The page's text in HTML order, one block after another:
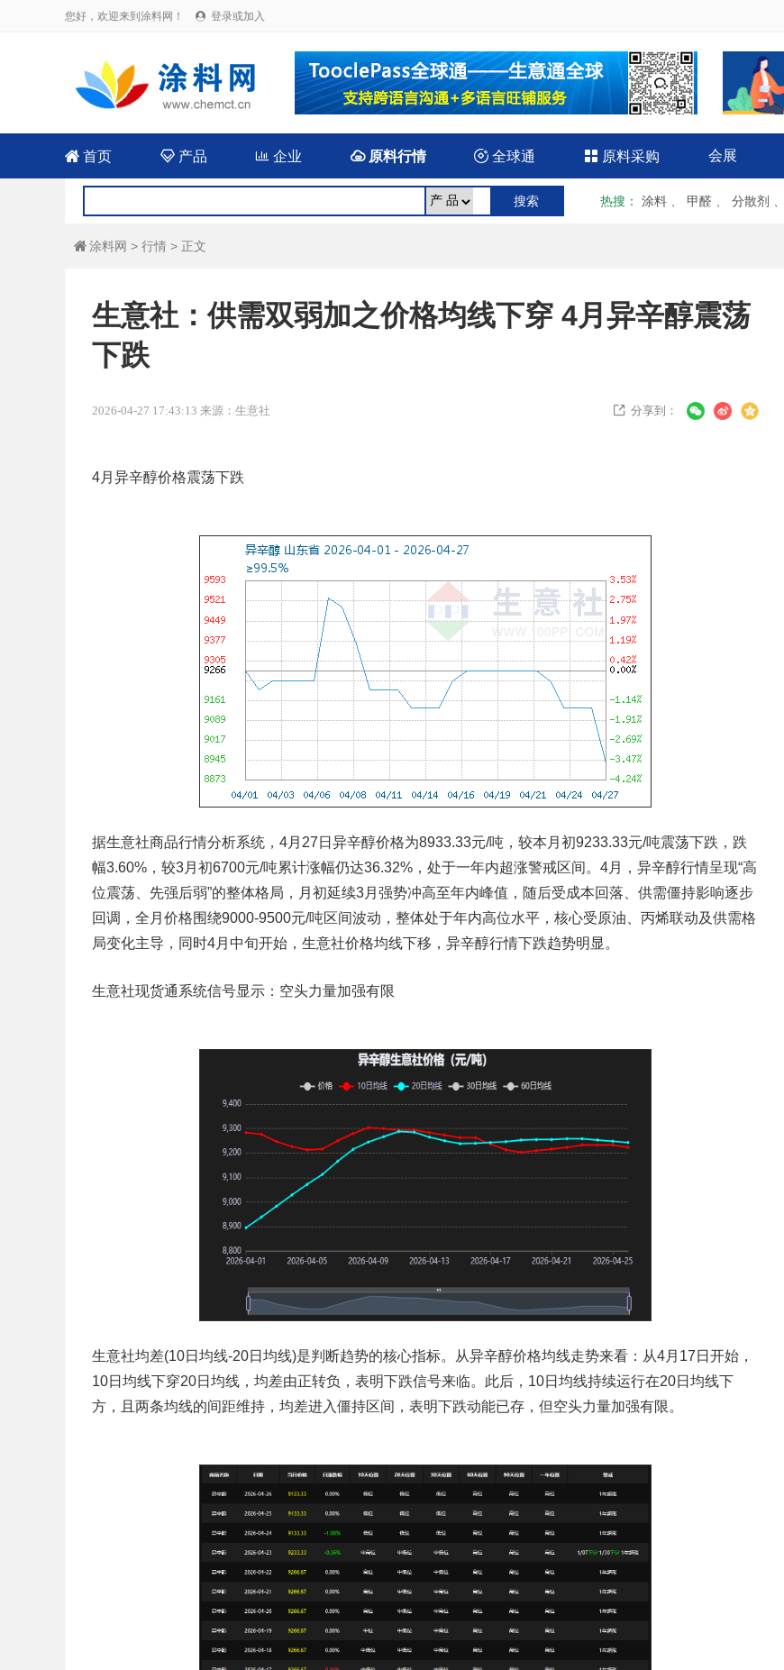
您好，欢迎来到涂料网！  登录或加入
 首页 产品  企业 原料行情  全球通  原料采购 会展
热搜 ： 涂料 甲醛 分散剂
 涂料网 > 行情 > 正文
生意社：供需双弱加之价格均线下穿 4月异辛醇震荡
下跌
2026-04-27 17:43:13 来源：生意社  分享到：
4月异辛醇价格震荡下跌
据生意社商品行情分析系统，4月27日异辛醇价格为8933.33元/吨，较本月初9233.33元/吨震荡下跌，跌
幅3.60%，较3月初6700元/吨累计涨幅仍达36.32%，处于一年内超涨警戒区间。4月，异辛醇行情呈现“高
位震荡、先强后弱”的整体格局，月初延续3月强势冲高至年内峰值，随后受成本回落、供需僵持影响逐步
回调，全月价格围绕9000-9500元/吨区间波动，整体处于年内高位水平，核心受原油、丙烯联动及供需格
局变化主导，同时4月中旬开始，生意社价格均线下移，异辛醇行情下跌趋势明显。
生意社现货通系统信号显示：空头力量加强有限
生意社均差(10日均线-20日均线)是判断趋势的核心指标。从异辛醇价格均线走势来看：从4月17日开始，
10日均线下穿20日均线，均差由正转负，表明下跌信号来临。此后，10日均线持续运行在20日均线下
方，且两条均线的间距维持，均差进入僵持区间，表明下跌动能已存，但空头力量加强有限。